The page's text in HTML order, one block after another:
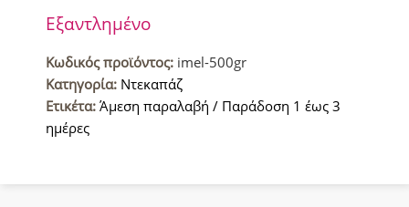
Εξαντλημένο
Κωδικός προϊόντος: imel-500gr
Κατηγορία: Ντεκαπάζ
Ετικέτα: Άμεση παραλαβή / Παράδοση 1 έως 3
ημέρες